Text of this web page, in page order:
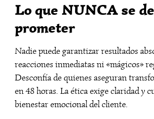
Lo que NUNCA se
prometer
Nadie puede garantizar resultados
reacciones inmediatas ni «mágicos»
Desconfía de quienes aseguran
en 48 horas. La ética exige claridad y
bienestar emocional del cliente.